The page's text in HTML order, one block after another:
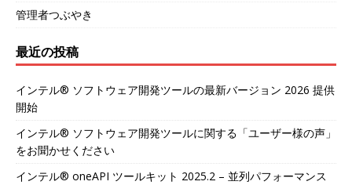
管理者つぶやき
最近の投稿
インテル® ソフトウェア開発ツールの最新バージョン 2026 提供
開始
インテル® ソフトウェア開発ツールに関する「ユーザー様の声」
をお聞かせください
インテル® oneAPI ツールキット 2025.2 – 並列パフォーマンス